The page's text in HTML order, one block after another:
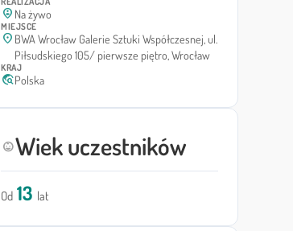
person_pin_circle Na żywo
MIEJSCE
location_on BWA Wrocław Galerie Sztuki Współczesnej, ul.
Piłsudskiego 105/ pierwsze piętro, Wrocław
KRAJ
travel_explorePolska
child_careWiek uczestników
Od 13 lat